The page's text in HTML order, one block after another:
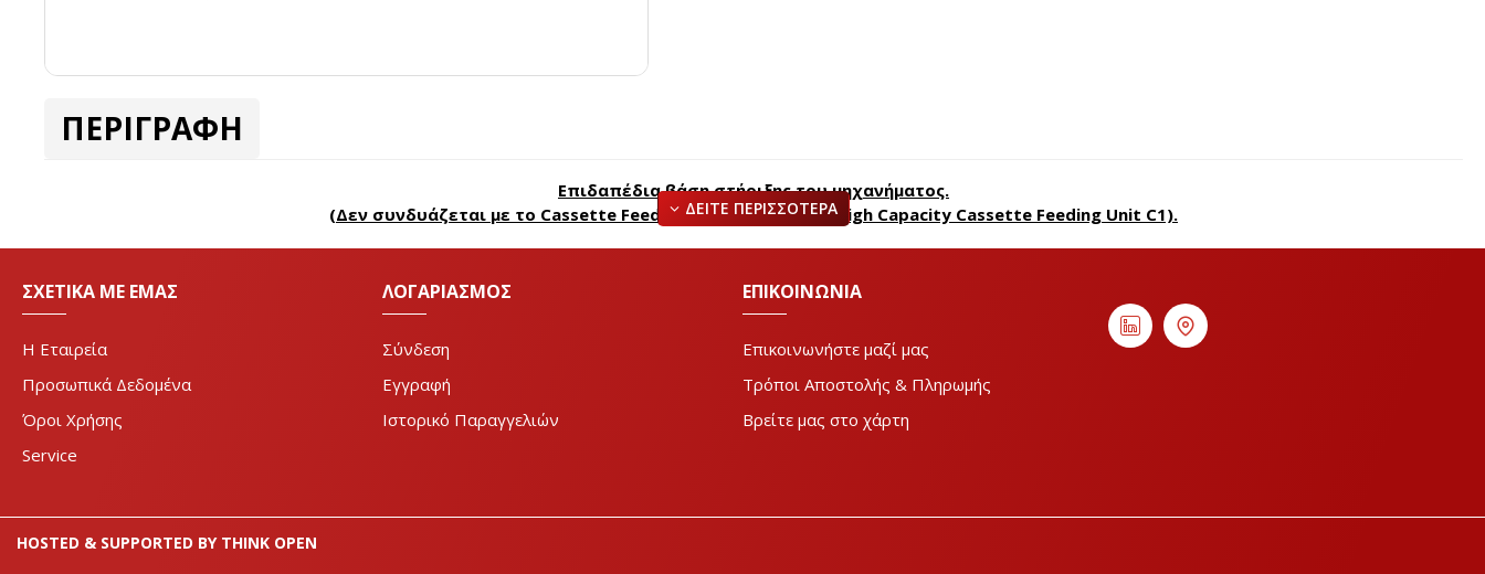
ΠΕΡΙΓΡΑΦΗ
Επιδαπέδια βάση στήριξης του μηχανήματος.
(Δεν συνδυάζεται με το Cassette Feeding Unit-AQ1 ή με το High Capacity Cassette Feeding Unit C1).
ΣΧΕΤΙΚΆ ΜΕ ΕΜΆΣ
Η Eταιρεία
Προσωπικά Δεδομένα
Όροι Χρήσης
Service
ΛΟΓΑΡΙΑΣΜΟΣ
Σύνδεση
Εγγραφή
Ιστορικό Παραγγελιών
ΕΠΙΚΟΙΝΩΝΙΑ
Επικοινωνήστε μαζί μας
Τρόποι Αποστολής & Πληρωμής
Βρείτε μας στο χάρτη
HOSTED & SUPPORTED BY THINK OPEN